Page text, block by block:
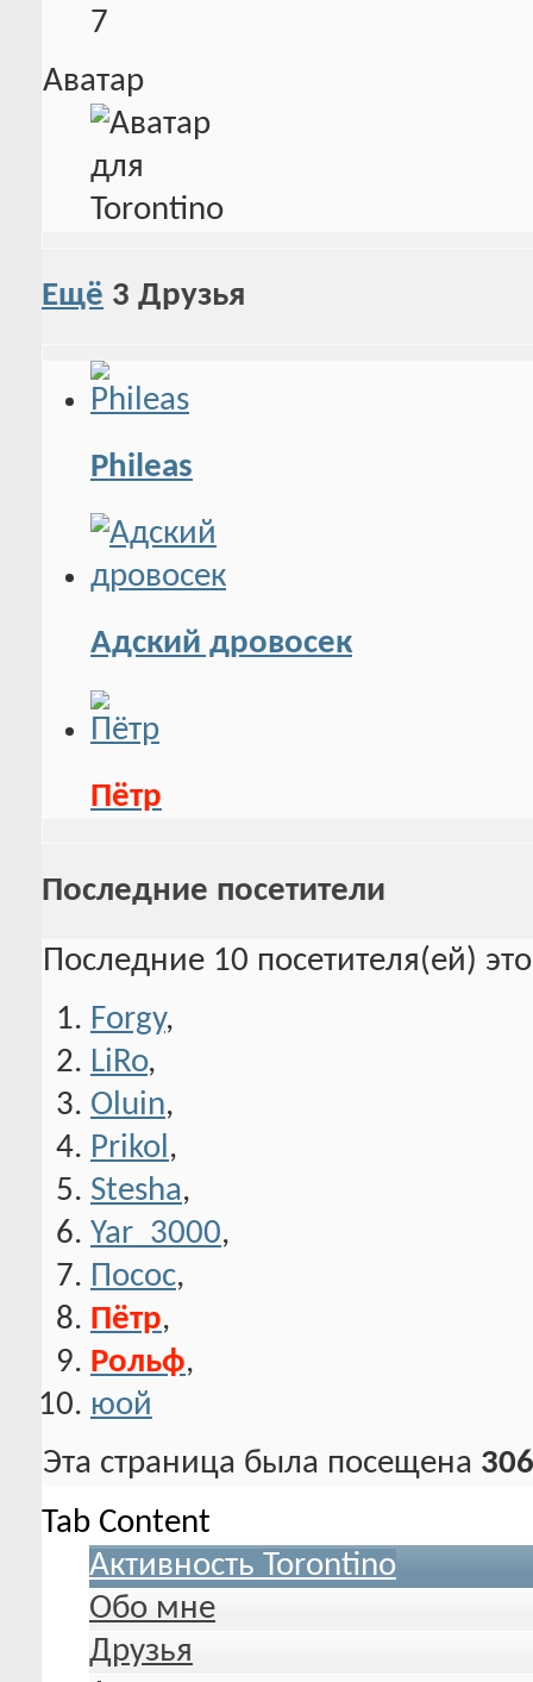
7
Аватар
Ещё 3 Друзья
Phileas
Адский дровосек
Пётр
Последние посетители
Последние 10 посетителя(ей)
Forgy,
LiRo,
Oluin,
Prikol ,
Stesha,
Yar_3000,
Посос,
Пётр,
Рольф,
юой
Эта страница была посещена
Tab Content
Активность Torontino
Обо мне
Друзья